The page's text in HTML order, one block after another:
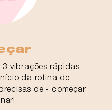
3 vibrações rápidas
da rotina de
de - começar